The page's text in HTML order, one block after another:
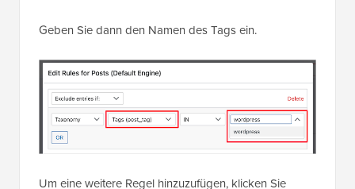
Geben Sie dann den Namen des Tags ein.
Um eine weitere Regel hinzuzufügen, klicken Sie